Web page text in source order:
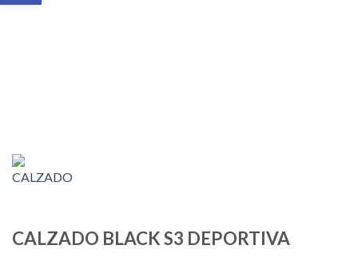
CALZADO BLACK S3 DEPORTIVA